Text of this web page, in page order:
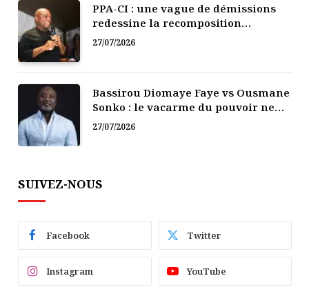
PPA-CI : une vague de démissions
redessine la recomposition
politique
27/07/2026
Bassirou Diomaye Faye vs Ousmane
Sonko : le vacarme du pouvoir ne
doit pas faire oublier les liens de la
Fraternité
27/07/2026
SUIVEZ-NOUS
Facebook Twitter
Instagram YouTube